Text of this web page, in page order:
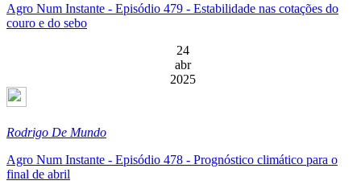
Agro Num Instante - Episódio 479 - Estabilidade nas cotações do
couro e do sebo
24
abr
2025
Rodrigo De Mundo
Agro Num Instante - Episódio 478 - Prognóstico climático para o
final de abril